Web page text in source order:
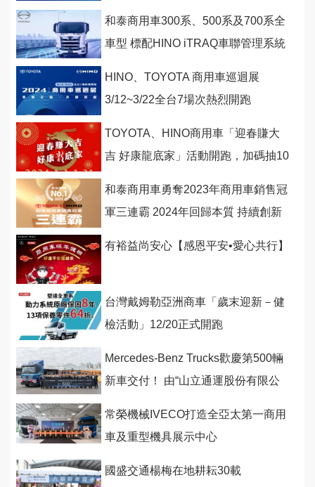
和泰商用車300系、500系及700系全
車型 標配HINO iTRAQ車聯管理系統
HINO、TOYOTA 商用車巡迴展
3/12~3/22全台7場次熱烈開跑
TOYOTA、HINO商用車「迎春賺大
吉 好康龍底家」活動開跑，加碼抽10
和泰商用車勇奪2023年商用車銷售冠
軍三連霸 2024年回歸本質 持續創新
有裕益尚安心【感恩平安•愛心共行】
台灣戴姆勒亞洲商車「歲末迎新－健
檢活動」12/20正式開跑
Mercedes-Benz Trucks歡慶第500輛
新車交付！ 由“山立通運股份有限公
常榮機械IVECO打造全亞太第一商用
車及重型機具展示中心
國盛交通楊梅在地耕耘30載